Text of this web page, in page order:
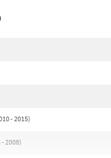
- 2015)
2008)